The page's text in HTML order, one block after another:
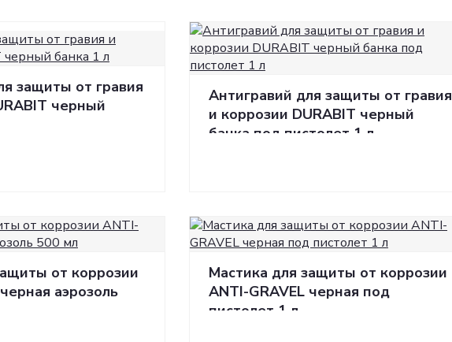
Сопутствующие товары
защиты от гравия
черный
Антигравий для защиты от гравия
и коррозии DURABIT черный
банка под пистолет 1 л
от коррозии
аэрозоль
Мастика для защиты от коррозии
ANTI-GRAVEL черная под
пистолет 1 л